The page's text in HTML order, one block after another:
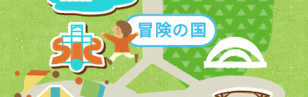
野
川
め
ぐ
り
冒
険
の
国